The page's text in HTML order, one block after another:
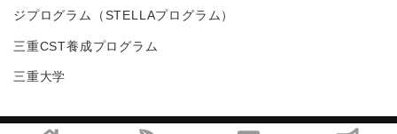
ジプログラム（STELLAプログラム）
三重CST養成プログラム
三重大学